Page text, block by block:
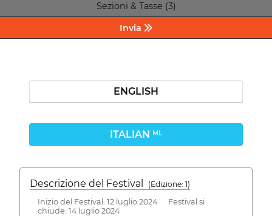
Sezioni & Tasse (3)
Invia
ENGLISH
ITALIAN ML
Descrizione del Festival
( Edizione: 1)
Inizio del Festival: 12 luglio 2024 Festival si
chiude: 14 luglio 2024